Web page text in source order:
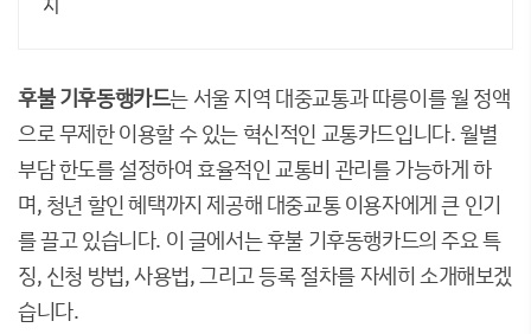
후불 기후동행카드는 서울 지역 대중교통과 따릉이를 월 정액
으로 무제한 이용할 수 있는 혁신적인 교통카드입니다. 월별
부담 한도를 설정하여 효율적인 교통비 관리를 가능하게 하
며, 청년 할인 혜택까지 제공해 대중교통 이용자에게 큰 인기
를 끌고 있습니다. 이 글에서는 후불 기후동행카드의 주요 특
징, 신청 방법, 사용법, 그리고 등록 절차를 자세히 소개해보겠
습니다.